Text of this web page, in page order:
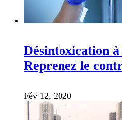
Désintoxication à
Reprenez le
Fév 12, 2020